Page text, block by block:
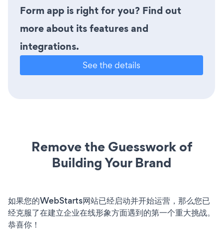
Form app is right for you? Find out
more about its features and
integrations.
See the details
Remove the Guesswork of
Building Your Brand
如果您的WebStarts网站已经启动并开始运营，那么您已
经克服了在建立企业在线形象方面遇到的第一个重大挑战。
恭喜你！